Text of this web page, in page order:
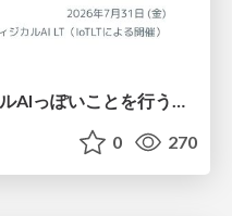
toio・myCobotでフィジカルAIっぽいことを行うための検討（とりあえず調査） / フィジカルAI LT（IoTLTによる開催）
0 270